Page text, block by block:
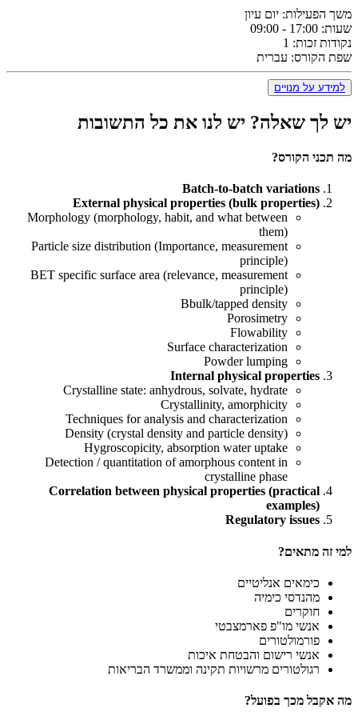
משך הפעילות: יום עיון
שעות: 17:00 - 09:00
נקודות זכות: 1
שפת הקורס: עברית
למידע על מנויים
יש לך שאלה? יש לנו את כל התשובות
מה תכני הקורס?
Batch-to-batch variations
External physical properties (bulk properties)
Morphology (morphology, habit, and what between
them)
Particle size distribution (Importance, measurement
principle)
BET specific surface area (relevance, measurement
principle)
Bbulk/tapped density
Porosimetry
Flowability
Surface characterization
Powder lumping
Internal physical properties
Crystalline state: anhydrous, solvate, hydrate
Crystallinity, amorphicity
Techniques for analysis and characterization
Density (crystal density and particle density)
Hygroscopicity, absorption water uptake
Detection / quantitation of amorphous content in
crystalline phase
Correlation between physical properties (practical
examples)
Regulatory issues
למי זה מתאים?
כימאים אנליטיים
מהנדסי כימיה
חוקרים
אנשי מו"פ פארמצבטי
פורמולטורים
אנשי רישום והבטחת איכות
רגולטורים מרשויות תקינה וממשרד הבריאות
מה אקבל מכך בפועל?